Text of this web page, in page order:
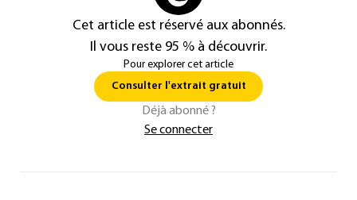
Cet article est réservé aux abonnés.
Il vous reste 95 % à découvrir.
Pour explorer cet article
Consulter l'extrait gratuit
Déjà abonné ?
Se connecter